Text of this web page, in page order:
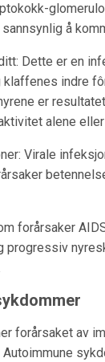
å
Dette er en
klaffenes indre
er
alene
Virale
forårsaker
progressiv
forårsaket av